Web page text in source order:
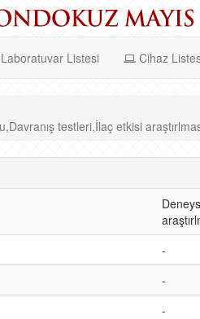
Laboratuvar Listesi Cihaz
testleri,İlaç etkisi
-
-
-